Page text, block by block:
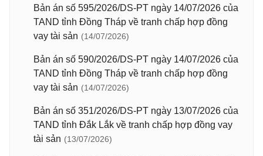
Bản án số 595/2026/DS-PT ngày 14/07/2026 của
TAND tỉnh Đồng Tháp về tranh chấp hợp đồng
vay tài sản (14/07/2026)
Bản án số 590/2026/DS-PT ngày 14/07/2026 của
TAND tỉnh Đồng Tháp về tranh chấp hợp đồng
vay tài sản (14/07/2026)
Bản án số 351/2026/DS-PT ngày 13/07/2026 của
TAND tỉnh Đắk Lắk về tranh chấp hợp đồng vay
tài sản (13/07/2026)